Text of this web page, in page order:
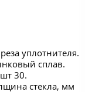
уплотнителя.
сплав.
30.
стекла, мм